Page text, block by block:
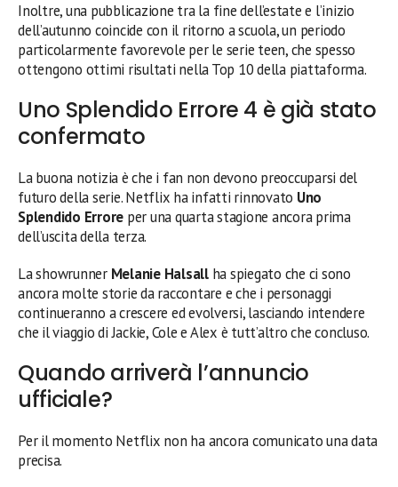
Inoltre, una pubblicazione tra la fine dell’estate e l’inizio
dell’autunno coincide con il ritorno a scuola, un periodo
particolarmente favorevole per le serie teen, che spesso
ottengono ottimi risultati nella Top 10 della piattaforma.
Uno Splendido Errore 4 è già stato
confermato
La buona notizia è che i fan non devono preoccuparsi del
futuro della serie. Netflix ha infatti rinnovato Uno
Splendido Errore per una quarta stagione ancora prima
dell’uscita della terza.
La showrunner Melanie Halsallha spiegato che ci sono
ancora molte storie da raccontare e che i personaggi
continueranno a crescere ed evolversi, lasciando intendere
che il viaggio di Jackie, Cole e Alex è tutt’altro che concluso.
Quando arriverà l’annuncio
ufficiale?
Per il momento Netflix non ha ancora comunicato una data
precisa.